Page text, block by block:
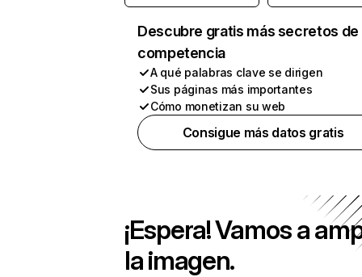
Descubre gratis más secretos de
competencia
A qué palabras clave se dirigen
Sus páginas más importantes
Cómo monetizan su web
Consigue más datos gratis
¡Espera! Vamos a
la imagen.